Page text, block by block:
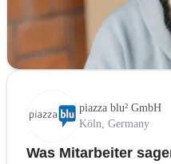
piazza blu² GmbH
Köln, Germany
Was Mitarbeiter